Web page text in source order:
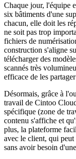
Chaque jour, l'équipe
six bâtiments d'une
chacun, elle doit les
ne soit pas trop
fichiers de
construction s'aligne
télécharger des
scannés très
efficace de les
Désormais, grâce à
travail de Cintoo
spécifique (zone de
contenu s'affiche et
plus, la plateforme
avec le client, qui peut
sans avoir besoin